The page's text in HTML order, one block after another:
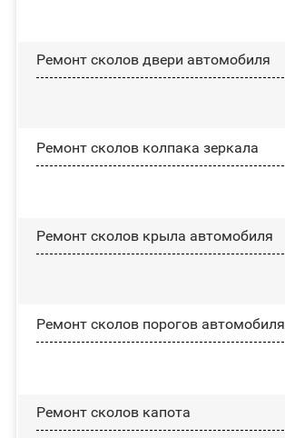
Ремонт сколов двери автомобиля
Ремонт сколов колпака зеркала
Ремонт сколов крыла автомобиля
Ремонт сколов порогов автомобиля
Ремонт сколов капота